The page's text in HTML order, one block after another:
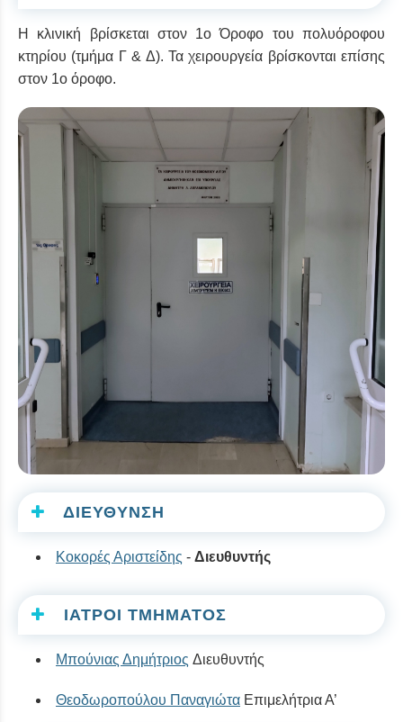
Η κλινική βρίσκεται στον 1ο Όροφο του πολυόροφου
κτηρίου (τμήμα Γ & Δ). Τα χειρουργεία βρίσκονται επίσης
στον 1ο όροφο.
ΔΙΕΥΘΥΝΣΗ
Κοκορές Αριστείδης - Διευθυντής
ΙΑΤΡΟΙ ΤΜΗΜΑΤΟΣ
Μπούνιας Δημήτριος Διευθυντής
Θεοδωροπούλου Παναγιώτα Επιμελήτρια Α’